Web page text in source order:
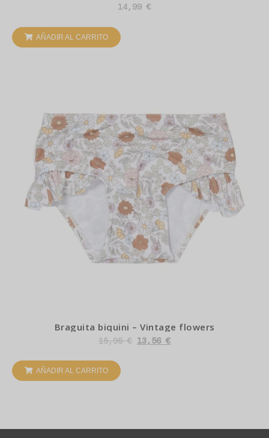
14,99 €
AÑADIR AL CARRITO
Braguita biquini – Vintage flowers
15,95€ 13,56 €
AÑADIR AL CARRITO